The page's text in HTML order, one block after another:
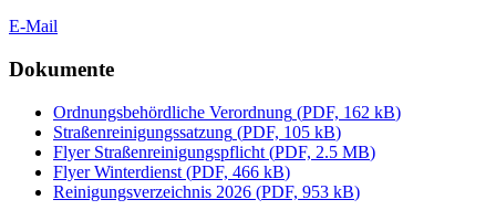
E-Mail
Dokumente
Ordnungsbehördliche Verordnung (PDF, 162 kB)
Straßenreinigungssatzung (PDF, 105 kB)
Flyer Straßenreinigungspflicht (PDF, 2.5 MB)
Flyer Winterdienst (PDF, 466 kB)
Reinigungsverzeichnis 2026 (PDF, 953 kB)